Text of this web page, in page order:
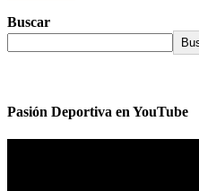
Buscar
Pasión Deportiva en YouTube